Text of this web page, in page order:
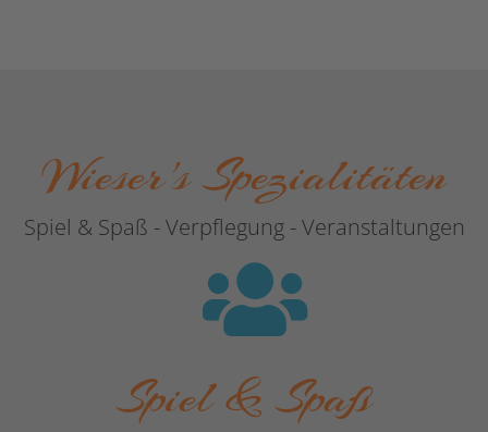
Wieser's Spezialitäten
Spiel & Spaß - Verpflegung - Veranstaltungen
Spiel & Spaß